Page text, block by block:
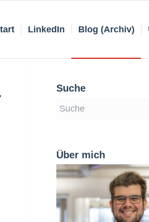
LinkedIn Blog (Archiv)
Suche
Über mich